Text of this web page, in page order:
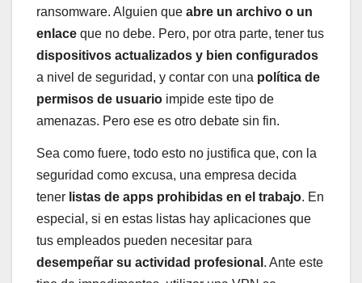
ransomware. Alguien que abre un archivo o un
enlace que no debe. Pero, por otra parte, tener tus
dispositivos actualizados y bien configurados
a nivel de seguridad, y contar con una política de
permisos de usuario impide este tipo de
amenazas. Pero ese es otro debate sin fin.
Sea como fuere, todo esto no justifica que, con la
seguridad como excusa, una empresa decida
tener listas de apps prohibidas en el trabajo. En
especial, si en estas listas hay aplicaciones que
tus empleados pueden necesitar para
desempeñar su actividad profesional . Ante este